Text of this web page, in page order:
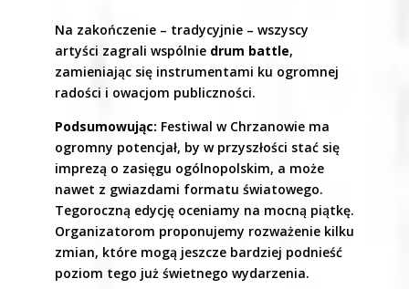
Na zakończenie – tradycyjnie – wszyscy
artyści zagrali wspólnie drum battle,
zamieniając się instrumentami ku ogromnej
radości i owacjom publiczności.
Podsumowując: Festiwal w Chrzanowie ma
ogromny potencjał, by w przyszłości stać się
imprezą o zasięgu ogólnopolskim, a może
nawet z gwiazdami formatu światowego.
Tegoroczną edycję oceniamy na mocną piątkę.
Organizatorom proponujemy rozważenie kilku
zmian, które mogą jeszcze bardziej podnieść
poziom tego już świetnego wydarzenia.